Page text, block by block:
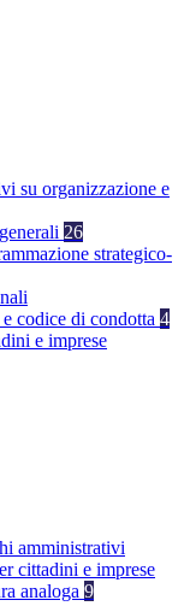
su organizzazione e
26
strategico-
codice di condotta 4
e imprese
amministrativi
cittadini e imprese
analoga 9